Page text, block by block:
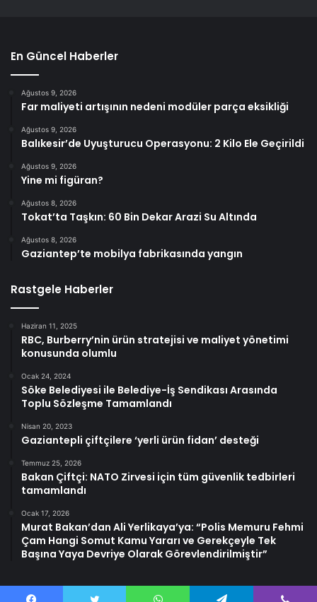
En Güncel Haberler
Ağustos 9, 2026
Far maliyeti artışının nedeni modüler parça eksikliği
Ağustos 9, 2026
Balıkesir’de Uyuşturucu Operasyonu: 2 Kilo Ele Geçirildi
Ağustos 9, 2026
Yine mi figüran?
Ağustos 8, 2026
Tokat’ta Taşkın: 60 Bin Dekar Arazi Su Altında
Ağustos 8, 2026
Gaziantep’te mobilya fabrikasında yangın
Rastgele Haberler
Haziran 11, 2025
RBC, Burberry’nin ürün stratejisi ve maliyet yönetimi
konusunda olumlu
Ocak 24, 2024
Söke Belediyesi ile Belediye-İş Sendikası Arasında
Toplu Sözleşme Tamamlandı
Nisan 20, 2023
Gaziantepli çiftçilere ‘yerli ürün fidan’ desteği
Temmuz 25, 2026
Bakan Çiftçi: NATO Zirvesi için tüm güvenlik tedbirleri
tamamlandı
Ocak 17, 2026
Murat Bakan’dan Ali Yerlikaya’ya: “Polis Memuru Fehmi
Çam Hangi Somut Kamu Yararı ve Gerekçeyle Tek
Başına Yaya Devriye Olarak Görevlendirilmiştir”